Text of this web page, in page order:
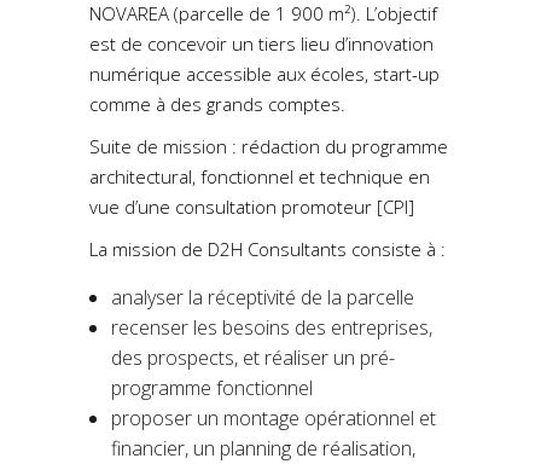
NOVAREA (parcelle de 1 900 m²). L’objectif
est de concevoir un tiers lieu d’innovation
numérique accessible aux écoles, start-up
comme à des grands comptes.
Suite de mission : rédaction du programme
architectural, fonctionnel et technique en
vue d’une consultation promoteur [CPI]
La mission de D2H Consultants consiste à :
analyser la réceptivité de la parcelle
recenser les besoins des entreprises,
des prospects, et réaliser un pré-
programme fonctionnel
proposer un montage opérationnel et
financier, un planning de réalisation,